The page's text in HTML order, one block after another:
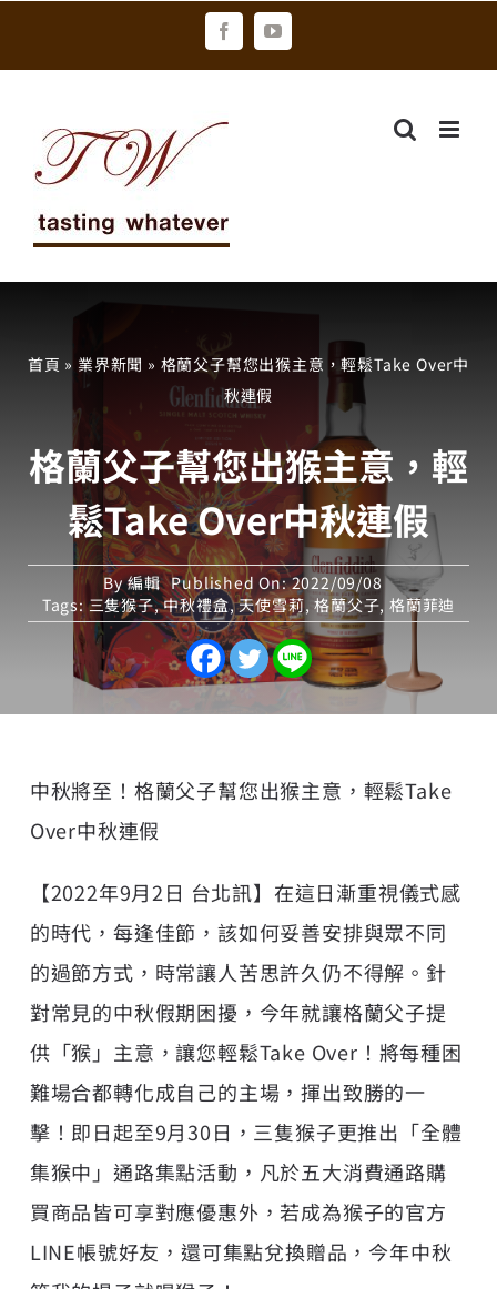
FacebookYouTube
首頁 » 業界新聞 » 格蘭父子幫您出猴主意，輕鬆Take Over中
秋連假
格蘭父子幫您出猴主意，輕
鬆Take Over中秋連假
By編輯 Published On: 2022/09/08
Tags:三隻猴子,中秋禮盒,天使雪莉,格蘭父子, 格蘭菲迪
中秋將至！格蘭父子幫您出猴主意，輕鬆Take
Over中秋連假
【2022年9月2日 台北訊】在這日漸重視儀式感
的時代，每逢佳節，該如何妥善安排與眾不同
的過節方式，時常讓人苦思許久仍不得解。針
對常見的中秋假期困擾，今年就讓格蘭父子提
供「猴」主意，讓您輕鬆Take Over！將每種困
難場合都轉化成自己的主場，揮出致勝的一
擊！即日起至9月30日，三隻猴子更推出「全體
集猴中」通路集點活動，凡於五大消費通路購
買商品皆可享對應優惠外，若成為猴子的官方
LINE帳號好友，還可集點兌換贈品，今年中秋